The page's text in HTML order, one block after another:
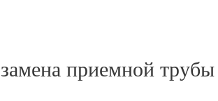
замена приемной